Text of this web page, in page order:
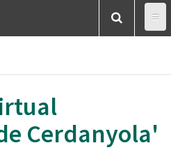
Cerdanyola'